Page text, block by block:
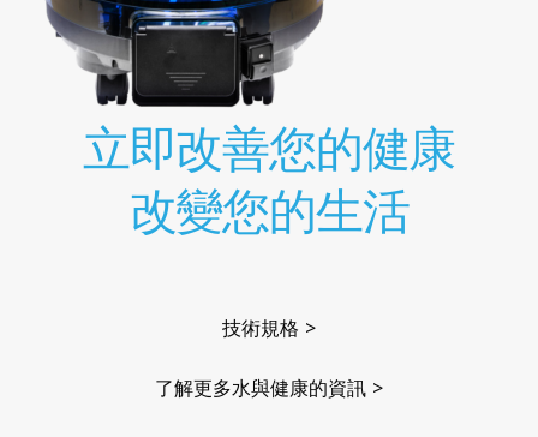
立即改善您的健康
改變您的生活
技術規格 >
了解更多水與健康的資訊 >